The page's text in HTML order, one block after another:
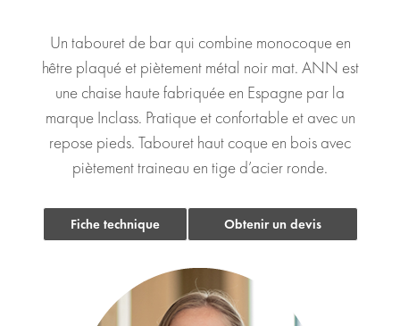
Un tabouret de bar qui combine monocoque en
hêtre plaqué et piètement métal noir mat. ANN est
une chaise haute fabriquée en Espagne par la
marque Inclass. Pratique et confortable et avec un
repose pieds. Tabouret haut coque en bois avec
piètement traineau en tige d’acier ronde.
Fiche technique Obtenir un devis